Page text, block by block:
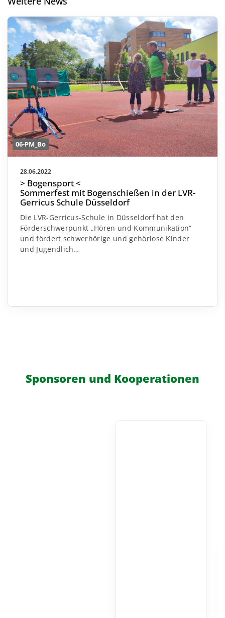
06-PM_Bo
28.06.2022
> Bogensport <
Sommerfest mit Bogenschießen in der LVR-
Gerricus Schule Düsseldorf
Die LVR-Gerricus-Schule in Düsseldorf hat den
Förderschwerpunkt „Hören und Kommunikation“
und fördert schwerhörige und gehörlose Kinder
und Jugendlich…
Sponsoren und Kooperationen